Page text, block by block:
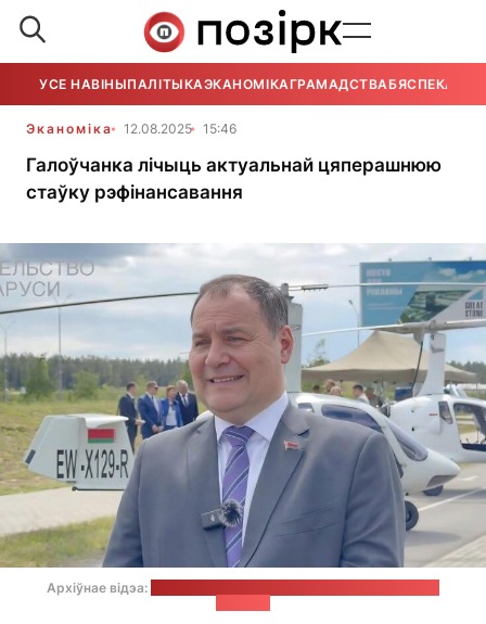
УСЕ НАВІНЫПАЛІТЫКАЭКАНОМІКАГРАМАДСТВАБЯСПЕКА
Эканоміка 12.08.2025 15:46
Галоўчанка лічыць актуальнай цяперашнюю
стаўку рэфінансавання
Архіўнае відэа: